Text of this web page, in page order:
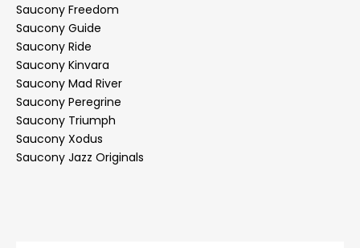
Saucony Freedom
Saucony Guide
Saucony Ride
Saucony Kinvara
Saucony Mad River
Saucony Peregrine
Saucony Triumph
Saucony Xodus
Saucony Jazz Originals